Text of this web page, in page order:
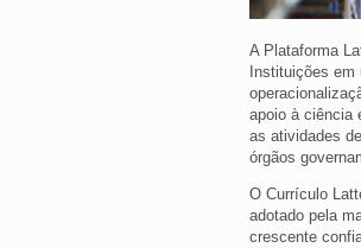
A Plataforma
Instituições
apoio à ciência
as atividades
órgãos
O Currículo
adotado pela
crescente